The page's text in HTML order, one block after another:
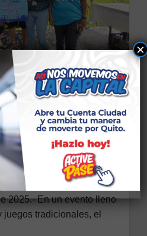
SÁENZ
CS DEPORTES
y subsectores
Centro en la
Match
2025.- En un evento lleno
tradicionales, el
×